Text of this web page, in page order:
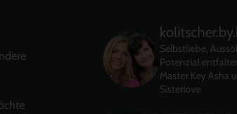
Selbstliebe,
Potenzial
Master KeyAsha
Sisterlove